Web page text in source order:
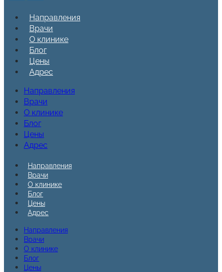
Направления
Врачи
О клинике
Блог
Цены
Адрес
Направления
Врачи
О клинике
Блог
Цены
Адрес
Направления
Врачи
О клинике
Блог
Цены
Адрес
Направления
Врачи
О клинике
Блог
Цены